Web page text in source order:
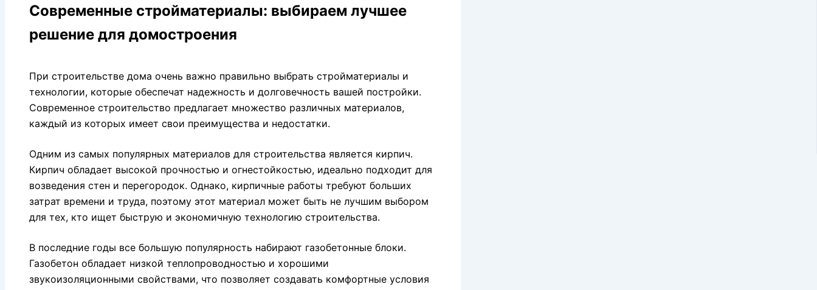
Современные стройматериалы: выбираем лучшее
решение для домостроения
При строительстве дома очень важно правильно выбрать стройматериалы и
технологии, которые обеспечат надежность и долговечность вашей постройки.
Современное строительство предлагает множество различных материалов,
каждый из которых имеет свои преимущества и недостатки.
Одним из самых популярных материалов для строительства является кирпич.
Кирпич обладает высокой прочностью и огнестойкостью, идеально подходит для
возведения стен и перегородок. Однако, кирпичные работы требуют больших
затрат времени и труда, поэтому этот материал может быть не лучшим выбором
для тех, кто ищет быструю и экономичную технологию строительства.
В последние годы все большую популярность набирают газобетонные блоки.
Газобетон обладает низкой теплопроводностью и хорошими
звукоизоляционными свойствами, что позволяет создавать комфортные условия